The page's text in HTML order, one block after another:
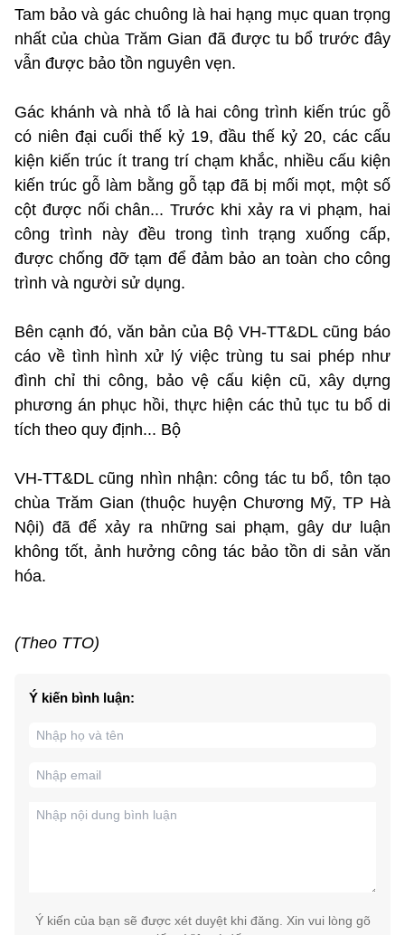
Tam bảo và gác chuông là hai hạng mục quan trọng
nhất của chùa Trăm Gian đã được tu bổ trước đây
vẫn được bảo tồn nguyên vẹn.
Gác khánh và nhà tổ là hai công trình kiến trúc gỗ
có niên đại cuối thế kỷ 19, đầu thế kỷ 20, các cấu
kiện kiến trúc ít trang trí chạm khắc, nhiều cấu kiện
kiến trúc gỗ làm bằng gỗ tạp đã bị mối mọt, một số
cột được nối chân... Trước khi xảy ra vi phạm, hai
công trình này đều trong tình trạng xuống cấp,
được chống đỡ tạm để đảm bảo an toàn cho công
trình và người sử dụng.
Bên cạnh đó, văn bản của Bộ VH-TT&DL cũng báo
cáo về tình hình xử lý việc trùng tu sai phép như
đình chỉ thi công, bảo vệ cấu kiện cũ, xây dựng
phương án phục hồi, thực hiện các thủ tục tu bổ di
tích theo quy định... Bộ
VH-TT&DL cũng nhìn nhận: công tác tu bổ, tôn tạo
chùa Trăm Gian (thuộc huyện Chương Mỹ, TP Hà
Nội) đã để xảy ra những sai phạm, gây dư luận
không tốt, ảnh hưởng công tác bảo tồn di sản văn
hóa.
(Theo TTO)
Ý kiến bình luận:
Ý kiến của bạn sẽ được xét duyệt khi đăng. Xin vui lòng gõ